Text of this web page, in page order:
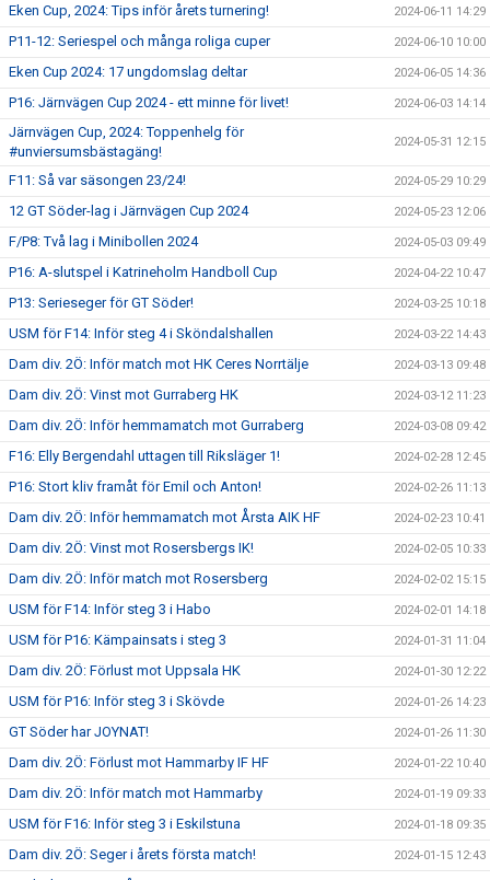
Eken Cup, 2024: Tips inför årets turnering! 2024-06-11 14:29
P11-12: Seriespel och många roliga cuper 2024-06-10 10:00
Eken Cup 2024: 17 ungdomslag deltar 2024-06-05 14:36
P16: Järnvägen Cup 2024 - ett minne för livet! 2024-06-03 14:14
Järnvägen Cup, 2024: Toppenhelg för
#unviersumsbästagäng!
2024-05-31 12:15
F11: Så var säsongen 23/24! 2024-05-29 10:29
12 GT Söder-lag i Järnvägen Cup 2024 2024-05-23 12:06
F/P8: Två lag i Minibollen 2024 2024-05-03 09:49
P16: A-slutspel i Katrineholm Handboll Cup 2024-04-22 10:47
P13: Serieseger för GT Söder! 2024-03-25 10:18
USM för F14: Inför steg 4 i Sköndalshallen 2024-03-22 14:43
Dam div. 2Ö: Inför match mot HK Ceres Norrtälje 2024-03-13 09:48
Dam div. 2Ö: Vinst mot Gurraberg HK 2024-03-12 11:23
Dam div. 2Ö: Inför hemmamatch mot Gurraberg 2024-03-08 09:42
F16: Elly Bergendahl uttagen till Riksläger 1! 2024-02-28 12:45
P16: Stort kliv framåt för Emil och Anton! 2024-02-26 11:13
Dam div. 2Ö: Inför hemmamatch mot Årsta AIK HF 2024-02-23 10:41
Dam div. 2Ö: Vinst mot Rosersbergs IK! 2024-02-05 10:33
Dam div. 2Ö: Inför match mot Rosersberg 2024-02-02 15:15
USM för F14: Inför steg 3 i Habo 2024-02-01 14:18
USM för P16: Kämpainsats i steg 3 2024-01-31 11:04
Dam div. 2Ö: Förlust mot Uppsala HK 2024-01-30 12:22
USM för P16: Inför steg 3 i Skövde 2024-01-26 14:23
GT Söder har JOYNAT! 2024-01-26 11:30
Dam div. 2Ö: Förlust mot Hammarby IF HF 2024-01-22 10:40
Dam div. 2Ö: Inför match mot Hammarby 2024-01-19 09:33
USM för F16: Inför steg 3 i Eskilstuna 2024-01-18 09:35
Dam div. 2Ö: Seger i årets första match! 2024-01-15 12:43